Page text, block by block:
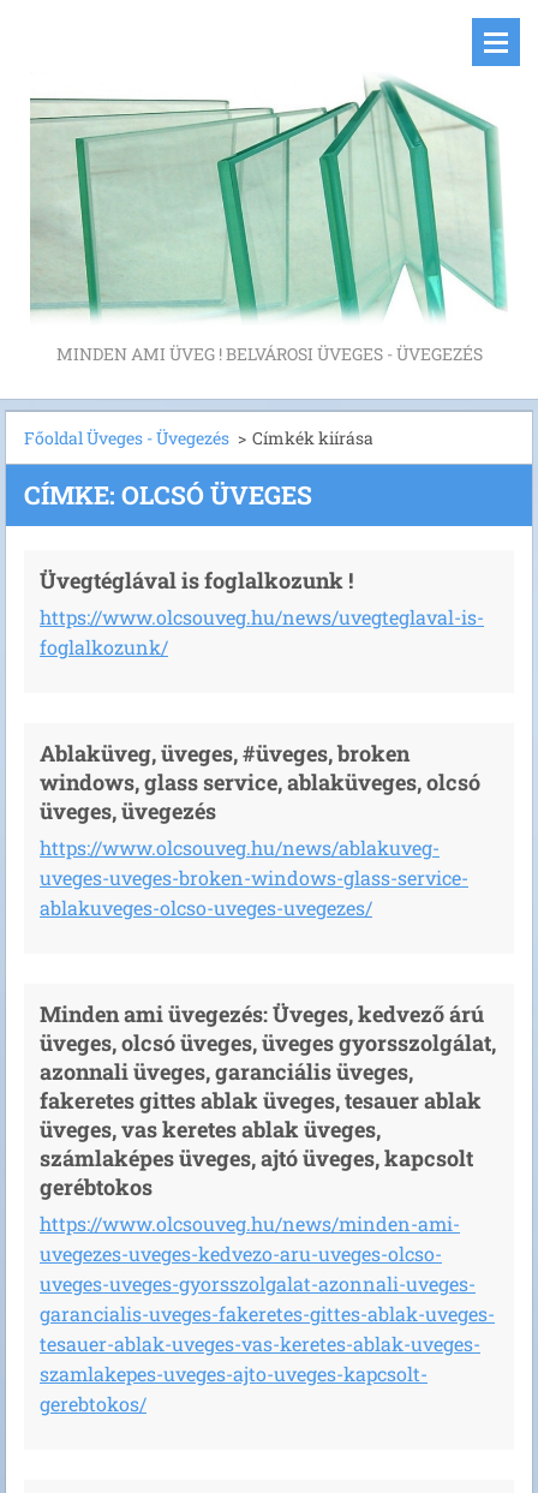
MINDEN AMI ÜVEG ! BELVÁROSI ÜVEGES - ÜVEGEZÉS
Főoldal Üveges - Üvegezés > Címkék kiírása
CÍMKE: OLCSÓ ÜVEGES
Üvegtéglával is foglalkozunk !
https://www.olcsouveg.hu/news/uvegteglaval-is-
foglalkozunk/
Ablaküveg, üveges, #üveges, broken
windows, glass service, ablaküveges, olcsó
üveges, üvegezés
https://www.olcsouveg.hu/news/ablakuveg-
uveges-uveges-broken-windows-glass-service-
ablakuveges-olcso-uveges-uvegezes/
Minden ami üvegezés: Üveges, kedvező árú
üveges, olcsó üveges, üveges gyorsszolgálat,
azonnali üveges, garanciális üveges,
fakeretes gittes ablak üveges, tesauer ablak
üveges, vas keretes ablak üveges,
számlaképes üveges, ajtó üveges, kapcsolt
gerébtokos
https://www.olcsouveg.hu/news/minden-ami-
uvegezes-uveges-kedvezo-aru-uveges-olcso-
uveges-uveges-gyorsszolgalat-azonnali-uveges-
garancialis-uveges-fakeretes-gittes-ablak-uveges-
tesauer-ablak-uveges-vas-keretes-ablak-uveges-
szamlakepes-uveges-ajto-uveges-kapcsolt-
gerebtokos/